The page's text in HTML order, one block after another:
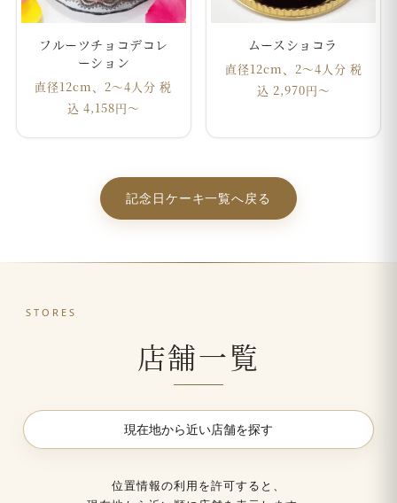
フルーツチョコデコレ
ーション
直径12cm、2～4人分 税
込 4,158円〜
ムースショコラ
直径12cm、2～4人分 税
込 2,970円〜
記念日ケーキ一覧へ戻る
STORES
店舗一覧
現在地から近い店舗を探す
位置情報の利用を許可すると、